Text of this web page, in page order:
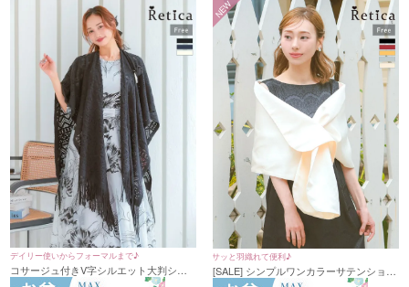
デイリー使いからフォーマルまで♪
コサージュ付きV字シルエット大判ショ
サッと羽織れて便利♪
[SALE] シンプルワンカラーサテンショー
NEW